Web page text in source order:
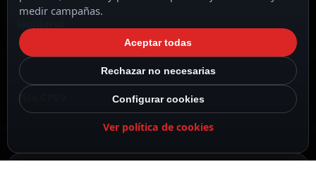
Pila CP9V
medir campañas.
Aceptar todas
Rechazar no necesarias
Configurar cookies
Ver política de cookies